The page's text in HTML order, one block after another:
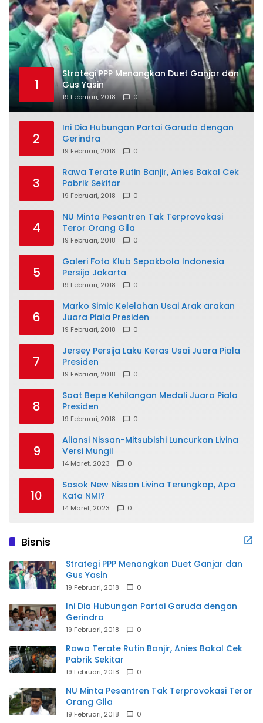
1
Strategi PPP Menangkan Duet Ganjar dan
Gus Yasin
19 Februari, 2018 0
2
Ini Dia Hubungan Partai Garuda dengan
Gerindra
19 Februari, 2018 0
3
Rawa Terate Rutin Banjir, Anies Bakal Cek
Pabrik Sekitar
19 Februari, 2018 0
4
NU Minta Pesantren Tak Terprovokasi
Teror Orang Gila
19 Februari, 2018 0
5
Galeri Foto Klub Sepakbola Indonesia
Persija Jakarta
19 Februari, 2018 0
6
Marko Simic Kelelahan Usai Arak arakan
Juara Piala Presiden
19 Februari, 2018 0
7
Jersey Persija Laku Keras Usai Juara Piala
Presiden
19 Februari, 2018 0
8
Saat Bepe Kehilangan Medali Juara Piala
Presiden
19 Februari, 2018 0
9
Aliansi Nissan-Mitsubishi Luncurkan Livina
Versi Mungil
14 Maret, 2023 0
10
Sosok New Nissan Livina Terungkap, Apa
Kata NMI?
14 Maret, 2023 0
Bisnis
Strategi PPP Menangkan Duet Ganjar dan
Gus Yasin
19 Februari, 2018 0
Ini Dia Hubungan Partai Garuda dengan
Gerindra
19 Februari, 2018 0
Rawa Terate Rutin Banjir, Anies Bakal Cek
Pabrik Sekitar
19 Februari, 2018 0
NU Minta Pesantren Tak Terprovokasi Teror
Orang Gila
19 Februari, 2018 0